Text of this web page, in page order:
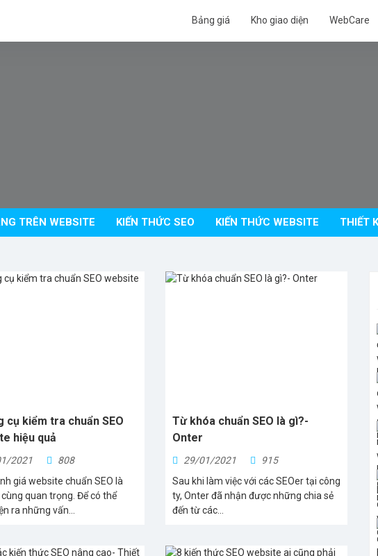
Bảng giá Kho giao diện WebCare
TRÊN WEBSITE KIẾN THỨC SEO KIẾN THỨC WEBSITE THIẾT
cụ kiểm tra chuẩn SEO
hiệu quả
2021
808
giá website chuẩn SEO là
cùng quan trọng. Để có thể
ra những vấn...
Từ khóa chuẩn SEO là gì?-
Onter
29/01/2021
915
Sau khi làm việc với các SEOer tại công
ty, Onter đã nhận được những chia sẻ
đến từ các...